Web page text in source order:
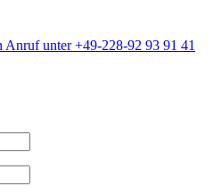
Anruf unter +49-228-92 93 91 41